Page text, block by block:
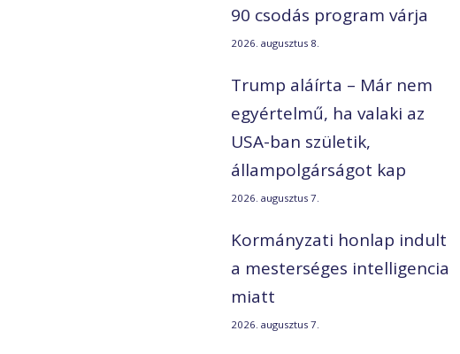
90 csodás program várja
2026. augusztus 8.
Trump aláírta – Már nem
egyértelmű, ha valaki az
USA-ban születik,
állampolgárságot kap
2026. augusztus 7.
Kormányzati honlap indult
a mesterséges intelligencia
miatt
2026. augusztus 7.